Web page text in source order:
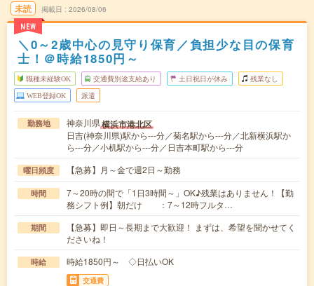
未読
NEW
掲載日 2026/08/06
＼0～2歳中心の見守り保育／負担少な目の保育
士！＠時給1850円～
職種未経験OK 交通費別途支給あり 土日祝日が休み 残業なし
WEB登録OK 派遣
勤務地 神奈川県横浜市港北区
日吉(神奈川県)駅から---分／菊名駅から---分／北新横浜駅か
ら---分／小机駅から---分／日吉本町駅から---分
曜日頻度 【急募】月～金で週2日～勤務
時間
7～20時の間で「1日3時間～」OK♪残業はありません！【勤
務シフト例】朝だけ ：7～12時フルタ…
期間
【急募】即日～長期まで大歓迎！ まずは、希望を聞かせてく
ださいね！
時給 時給1850円～ ◇日払いOK
交通費